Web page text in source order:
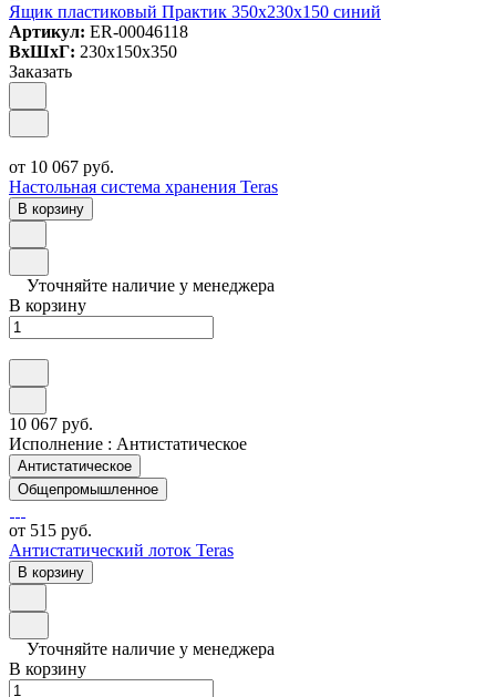
Ящик пластиковый Практик 350х230х150 синий
Артикул: ER-00046118
ВxШxГ: 230x150x350
Заказать
от 10 067 руб.
Настольная система хранения Teras
В корзину
Уточняйте наличие у менеджера
В корзину
10 067 руб.
Исполнение : Антистатическое
Антистатическое
Общепромышленное
от 515 руб.
Антистатический лоток Teras
В корзину
Уточняйте наличие у менеджера
В корзину